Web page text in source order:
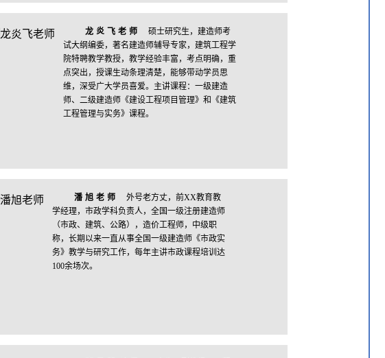
龙炎飞老师
硕士研究生，建造师考
试大纲编委，著名建造师辅导专家，建筑工程学
院特聘教学教授，教学经验丰富，考点明确，重
点突出，授课生动条理清楚，能够带动学员思
维，深受广大学员喜爱。主讲课程：一级建造
师、二级建造师《建设工程项目管理》和《建筑
工程管理与实务》课程。
潘旭老师
外号老方丈，前XX教育教
学经理，市政学科负责人，全国一级注册建造师
（市政、建筑、公路），造价工程师，中级职
称，长期以来一直从事全国一级建造师《市政实
务》教学与研究工作，每年主讲市政课程培训达
100余场次。